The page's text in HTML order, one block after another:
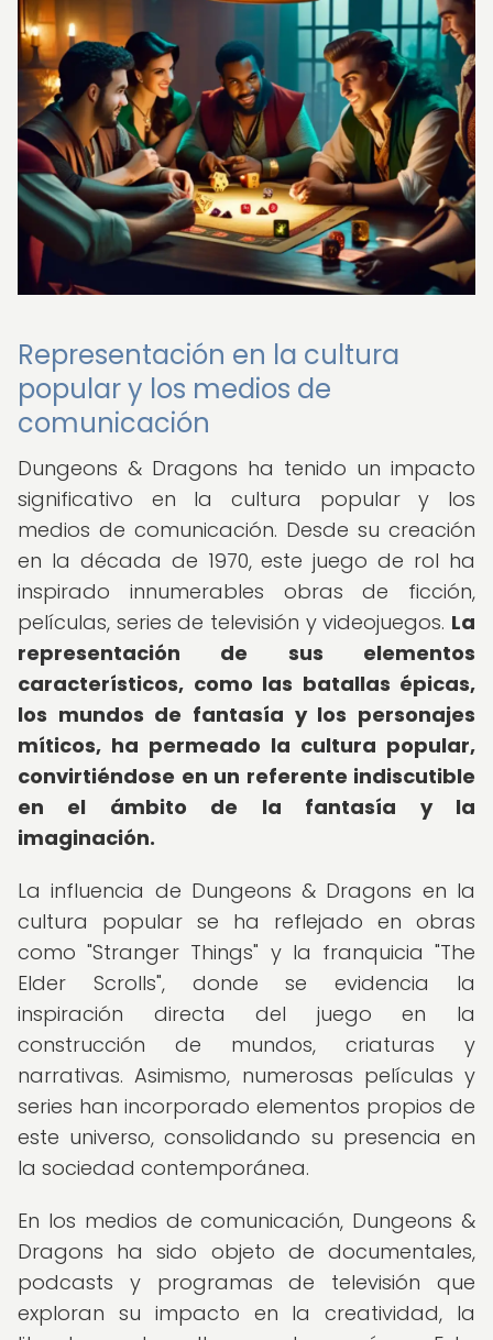
Representación en la cultura
popular y los medios de
comunicación
Dungeons & Dragons ha tenido un impacto
significativo en la cultura popular y los
medios de comunicación. Desde su creación
en la década de 1970, este juego de rol ha
inspirado innumerables obras de ficción,
películas, series de televisión y videojuegos. La
representación de sus elementos
característicos, como las batallas épicas,
los mundos de fantasía y los personajes
míticos, ha permeado la cultura popular,
convirtiéndose en un referente indiscutible
en el ámbito de la fantasía y la
imaginación.
La influencia de Dungeons & Dragons en la
cultura popular se ha reflejado en obras
como "Stranger Things" y la franquicia "The
Elder Scrolls", donde se evidencia la
inspiración directa del juego en la
construcción de mundos, criaturas y
narrativas. Asimismo, numerosas películas y
series han incorporado elementos propios de
este universo, consolidando su presencia en
la sociedad contemporánea.
En los medios de comunicación, Dungeons &
Dragons ha sido objeto de documentales,
podcasts y programas de televisión que
exploran su impacto en la creatividad, la